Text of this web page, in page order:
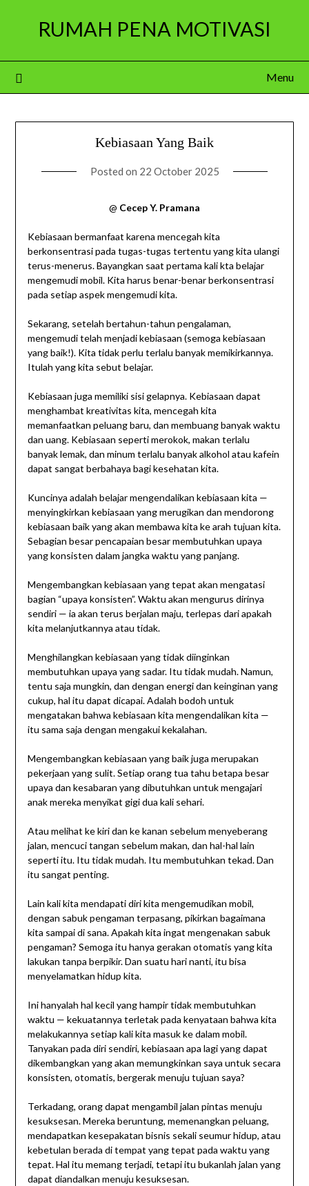
RUMAH PENA MOTIVASI
Menu
Kebiasaan Yang Baik
Posted on 22 October 2025
@ Cecep Y. Pramana
Kebiasaan bermanfaat karena mencegah kita
berkonsentrasi pada tugas-tugas tertentu yang kita ulangi
terus-menerus. Bayangkan saat pertama kali kta belajar
mengemudi mobil. Kita harus benar-benar berkonsentrasi
pada setiap aspek mengemudi kita.
Sekarang, setelah bertahun-tahun pengalaman,
mengemudi telah menjadi kebiasaan (semoga kebiasaan
yang baik!). Kita tidak perlu terlalu banyak memikirkannya.
Itulah yang kita sebut belajar.
Kebiasaan juga memiliki sisi gelapnya. Kebiasaan dapat
menghambat kreativitas kita, mencegah kita
memanfaatkan peluang baru, dan membuang banyak waktu
dan uang. Kebiasaan seperti merokok, makan terlalu
banyak lemak, dan minum terlalu banyak alkohol atau kafein
dapat sangat berbahaya bagi kesehatan kita.
Kuncinya adalah belajar mengendalikan kebiasaan kita —
menyingkirkan kebiasaan yang merugikan dan mendorong
kebiasaan baik yang akan membawa kita ke arah tujuan kita.
Sebagian besar pencapaian besar membutuhkan upaya
yang konsisten dalam jangka waktu yang panjang.
Mengembangkan kebiasaan yang tepat akan mengatasi
bagian “upaya konsisten”. Waktu akan mengurus dirinya
sendiri — ia akan terus berjalan maju, terlepas dari apakah
kita melanjutkannya atau tidak.
Menghilangkan kebiasaan yang tidak diinginkan
membutuhkan upaya yang sadar. Itu tidak mudah. ​​Namun,
tentu saja mungkin, dan dengan energi dan keinginan yang
cukup, hal itu dapat dicapai. Adalah bodoh untuk
mengatakan bahwa kebiasaan kita mengendalikan kita —
itu sama saja dengan mengakui kekalahan.
Mengembangkan kebiasaan yang baik juga merupakan
pekerjaan yang sulit. Setiap orang tua tahu betapa besar
upaya dan kesabaran yang dibutuhkan untuk mengajari
anak mereka menyikat gigi dua kali sehari.
Atau melihat ke kiri dan ke kanan sebelum menyeberang
jalan, mencuci tangan sebelum makan, dan hal-hal lain
seperti itu. Itu tidak mudah. ​​Itu membutuhkan tekad. Dan
itu sangat penting.
Lain kali kita mendapati diri kita mengemudikan mobil,
dengan sabuk pengaman terpasang, pikirkan bagaimana
kita sampai di sana. Apakah kita ingat mengenakan sabuk
pengaman? Semoga itu hanya gerakan otomatis yang kita
lakukan tanpa berpikir. Dan suatu hari nanti, itu bisa
menyelamatkan hidup kita.
Ini hanyalah hal kecil yang hampir tidak membutuhkan
waktu — kekuatannya terletak pada kenyataan bahwa kita
melakukannya setiap kali kita masuk ke dalam mobil.
Tanyakan pada diri sendiri, kebiasaan apa lagi yang dapat
dikembangkan yang akan memungkinkan saya untuk secara
konsisten, otomatis, bergerak menuju tujuan saya?
Terkadang, orang dapat mengambil jalan pintas menuju
kesuksesan. Mereka beruntung, memenangkan peluang,
mendapatkan kesepakatan bisnis sekali seumur hidup, atau
kebetulan berada di tempat yang tepat pada waktu yang
tepat. Hal itu memang terjadi, tetapi itu bukanlah jalan yang
dapat diandalkan menuju kesuksesan.